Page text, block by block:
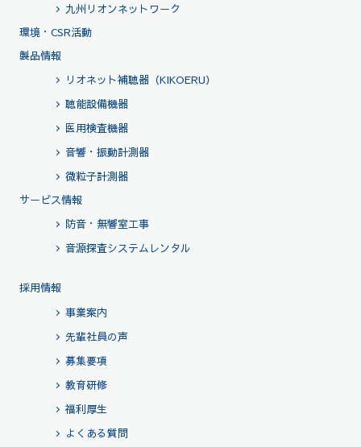
九州リオンネットワーク
環境・CSR活動
製品情報
リオネット補聴器（KIKOERU）
聴能設備機器
医用検査機器
音響・振動計測器
微粒子計測器
サービス情報
防音・無響室工事
音源探査システムレンタル
採用情報
事業案内
先輩社員の声
募集要項
教育研修
福利厚生
よくある質問